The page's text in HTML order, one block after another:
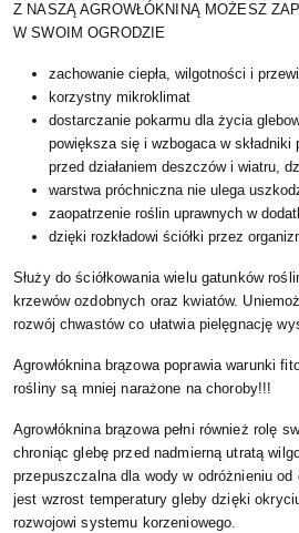
Z NASZĄ AGROWŁÓKNINĄ MOŻESZ
W SWOIM OGRODZIE
zachowanie ciepła, wilgotności i
korzystny mikroklimat
dostarczanie pokarmu dla życia
powiększa się i wzbogaca w składniki
przed działaniem deszczów i wiatru,
warstwa próchniczna nie ulega
zaopatrzenie roślin uprawnych w
dzięki rozkładowi ściółki przez
Służy do ściółkowania wielu gatunków
krzewów ozdobnych oraz kwiatów.
rozwój chwastów co ułatwia pielęgnację
Agrowłóknina brązowa poprawia warunki
rośliny są mniej narażone na choroby!!!
Agrowłóknina brązowa pełni również rolę
chroniąc glebę przed nadmierną utratą
przepuszczalna dla wody w odróżnieniu
jest wzrost temperatury gleby dzięki
rozwojowi systemu korzeniowego.